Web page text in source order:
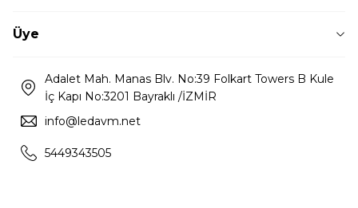
Üye
Adalet Mah. Manas Blv. No:39 Folkart Towers B Kule
İç Kapı No:3201 Bayraklı /İZMİR
info@ledavm.net
5449343505